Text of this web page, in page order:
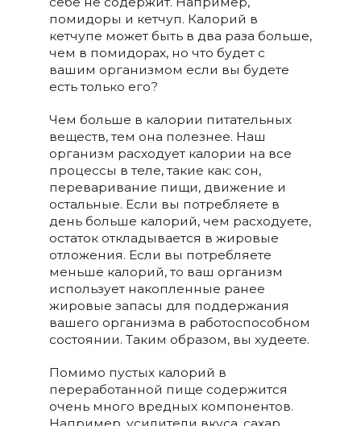
помидоры и кетчуп. Калорий в
кетчупе может быть в два раза больше,
чем в помидорах, но что будет с
вашим организмом если вы будете
есть только его?
Чем больше в калории питательных
веществ, тем она полезнее. Наш
организм расходует калории на все
процессы в теле, такие как: сон,
переваривание пищи, движение и
остальные. Если вы потребляете в
день больше калорий, чем расходуете,
остаток откладывается в жировые
отложения. Если вы потребляете
меньше калорий, то ваш организм
использует накопленные ранее
жировые запасы для поддержания
вашего организма в работоспособном
состоянии. Таким образом, вы худеете.
Помимо пустых калорий в
переработанной пище содержится
очень много вредных компонентов.